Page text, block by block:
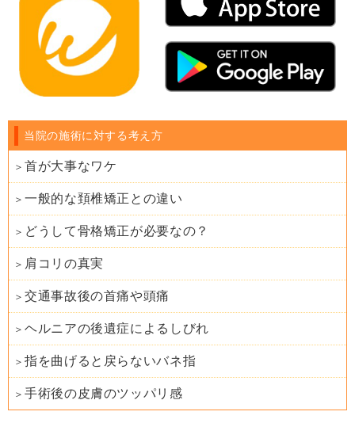
当院の施術に対する考え方
首が大事なワケ
一般的な頚椎矯正との違い
どうして骨格矯正が必要なの？
肩コリの真実
交通事故後の首痛や頭痛
ヘルニアの後遺症によるしびれ
指を曲げると戻らないバネ指
手術後の皮膚のツッパリ感